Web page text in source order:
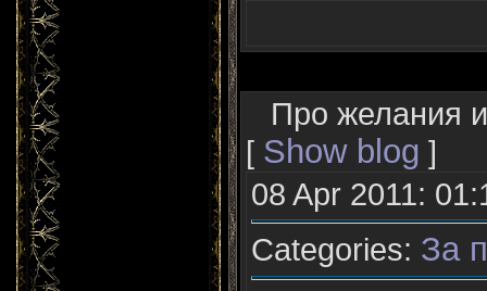
Про желания
[ Show blog ]
08 Apr 2011:
Categories: За